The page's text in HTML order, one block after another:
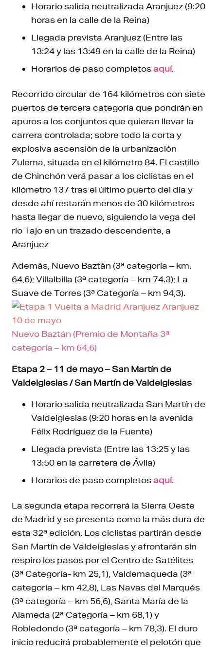
Horario salida neutralizada Aranjuez (9:20
horas en la calle de la Reina)
Llegada prevista Aranjuez (Entre las
13:24 y las 13:49 en la calle de la Reina)
Horarios de paso completosaquí.
Recorrido circular de 164 kilómetros con siete
puertos de tercera categoría que pondrán en
apuros a los conjuntos que quieran llevar la
carrera controlada; sobre todo la corta y
explosiva ascensión de la urbanización
Zulema, situada en el kilómetro 84. El castillo
de Chinchón verá pasar a los ciclistas en el
kilómetro 137 tras el último puerto del día y
desde ahí restarán menos de 30 kilómetros
hasta llegar de nuevo, siguiendo la vega del
río Tajo en un trazado descendente, a
Aranjuez
Además, Nuevo Baztán (3ª categoría – km.
64,6); Villalbilla (3ª categoría – km 74.3); La
Suave de Torres (3ª Categoría – km 94,3).
Nuevo Baztán (Premio de Montaña 3ª
categoría – km 64,6)
Etapa 2 – 11 de mayo – San Martín de
Valdeiglesias / San Martín de Valdeiglesias
Horario salida neutralizada San Martín de
Valdeiglesias (9:20 horas en la avenida
Félix Rodríguez de la Fuente)
Llegada prevista (Entre las 13:25 y las
13:50 en la carretera de Ávila)
Horarios de paso completosaquí.
La segunda etapa recorrerá la Sierra Oeste
de Madrid y se presenta como la más dura de
esta 32ª edición. Los ciclistas partirán desde
San Martín de Valdeiglesias y afrontarán sin
respiro los pasos por el Centro de Satélites
(3ª Categoría- km 25,1), Valdemaqueda (3ª
categoría – km 42,8), Las Navas del Marqués
(3ª categoría – km 56,6), Santa María de la
Alameda (2ª Categoría – km 68,1) y
Robledondo (3ª categoría – km 78,3). El duro
inicio reducirá probablemente el pelotón que